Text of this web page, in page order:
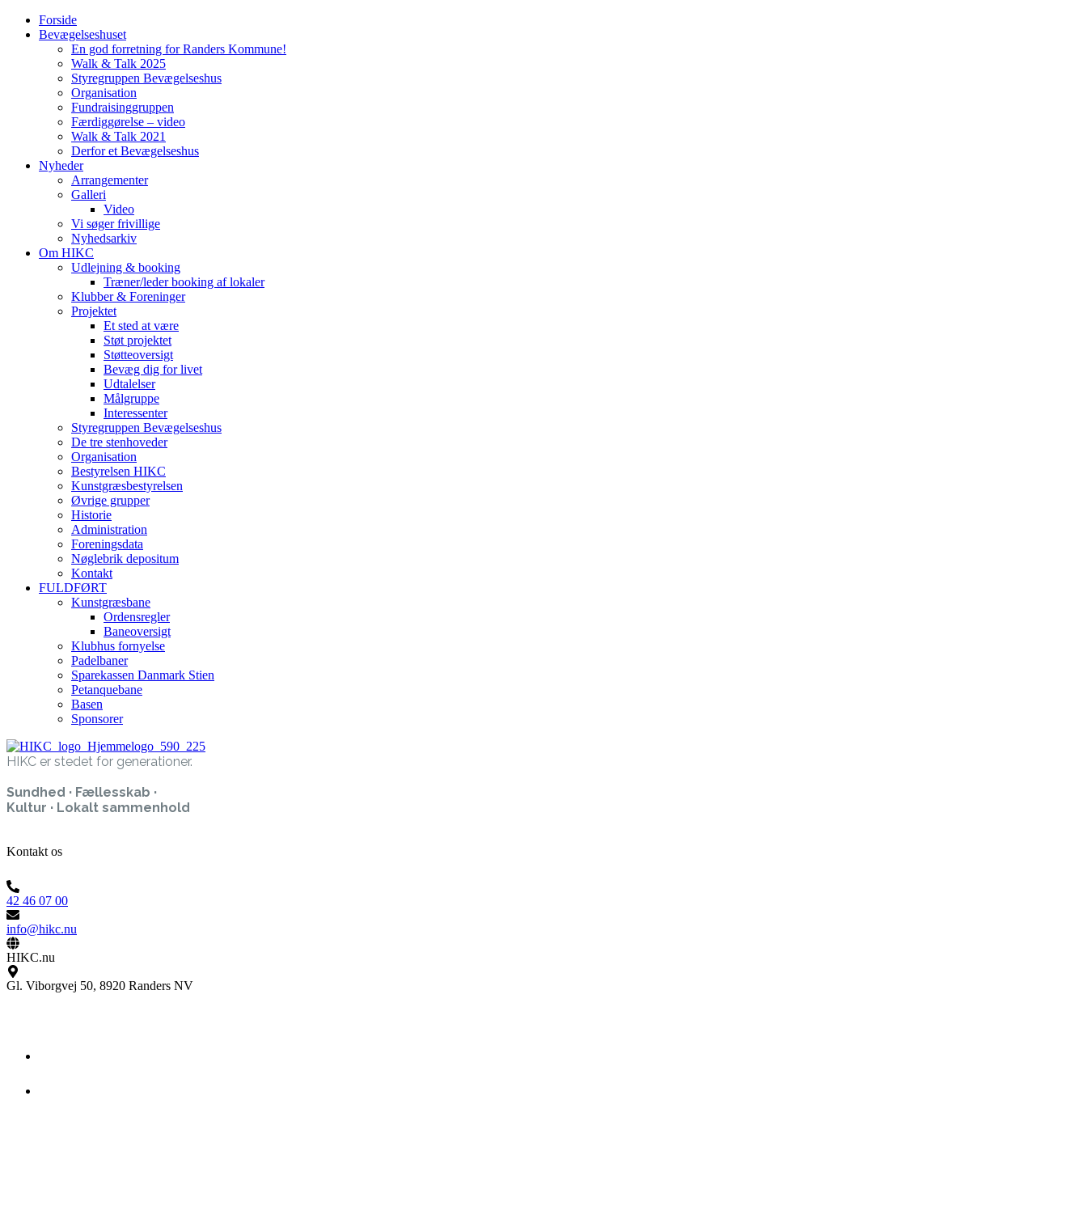
Forside
Bevægelseshuset
En god forretning for Randers Kommune!
Walk & Talk 2025
Styregruppen Bevægelseshus
Organisation
Fundraisinggruppen
Færdiggørelse – video
Walk & Talk 2021
Derfor et Bevægelseshus
Nyheder
Arrangementer
Galleri
Video
Vi søger frivillige
Nyhedsarkiv
Om HIKC
Udlejning & booking
Træner/leder booking af lokaler
Klubber & Foreninger
Projektet
Et sted at være
Støt projektet
Støtteoversigt
Bevæg dig for livet
Udtalelser
Målgruppe
Interessenter
Styregruppen Bevægelseshus
De tre stenhoveder
Organisation
Bestyrelsen HIKC
Kunstgræsbestyrelsen
Øvrige grupper
Historie
Administration
Foreningsdata
Nøglebrik depositum
Kontakt
FULDFØRT
Kunstgræsbane
Ordensregler
Baneoversigt
Klubhus fornyelse
Padelbaner
Sparekassen Danmark Stien
Petanquebane
Basen
Sponsorer
HIKC er stedet for generationer.
Sundhed · Fællesskab ·
Kultur · Lokalt sammenhold
Kontakt os
42 46 07 00
info@hikc.nu
HIKC.nu
Gl. Viborgvej 50, 8920 Randers NV